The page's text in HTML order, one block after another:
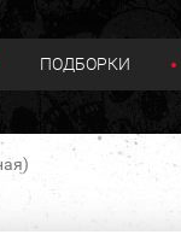
ПОДБОРКИ